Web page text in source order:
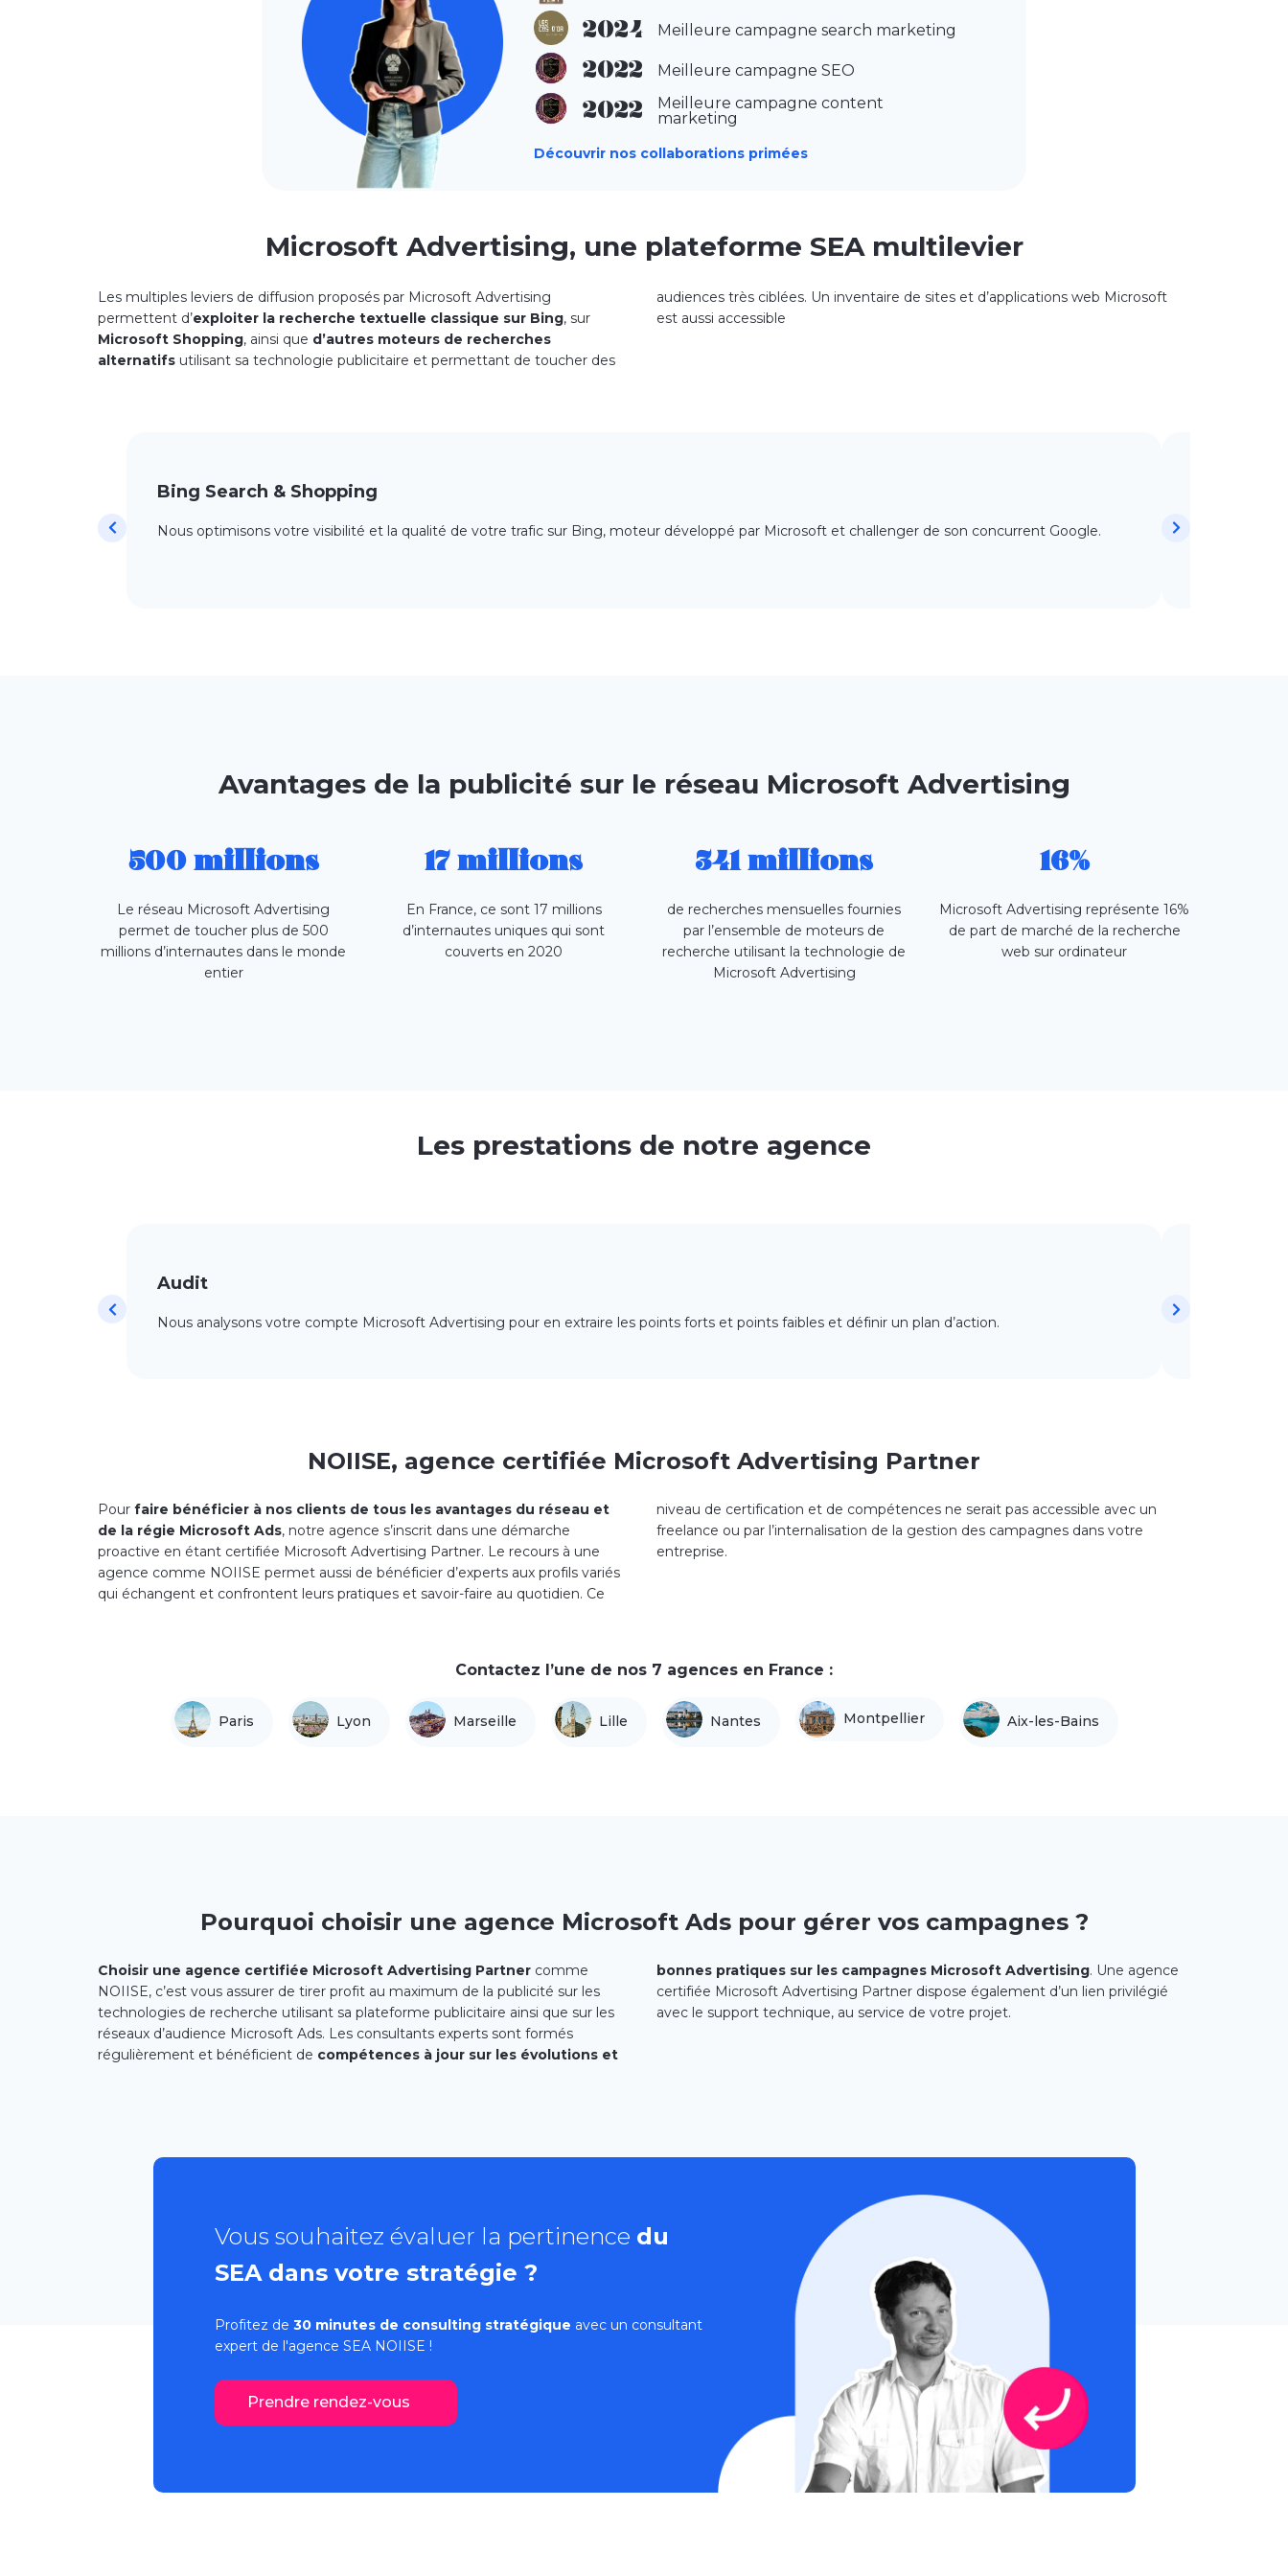
2024
Meilleure campagne search marketing
2022 Meilleure campagne SEO
2022
Meilleure campagne content
marketing
Découvrir nos collaborations primées
Microsoft Advertising, une plateforme SEA multilevier
Les multiples leviers de diffusion proposés par Microsoft Advertising
permettent d’exploiter la recherche textuelle classique sur Bing, sur
Microsoft Shopping, ainsi que d’autres moteurs de recherches
alternatifs utilisant sa technologie publicitaire et permettant de toucher des
audiences très ciblées. Un inventaire de sites et d’applications web Microsoft
est aussi accessible
Bing Search & Shopping
Nous optimisons votre visibilité et la qualité de votre trafic sur Bing, moteur développé par Microsoft et challenger de son concurrent Google.
Avantages de la publicité sur le réseau Microsoft Advertising
500 millions
Le réseau Microsoft Advertising
permet de toucher plus de 500
millions d’internautes dans le monde
entier
17 millions
En France, ce sont 17 millions
d’internautes uniques qui sont
couverts en 2020
341 millions
de recherches mensuelles fournies
par l’ensemble de moteurs de
recherche utilisant la technologie de
Microsoft Advertising
16%
Microsoft Advertising représente 16%
de part de marché de la recherche
web sur ordinateur
Les prestations de notre agence
Audit
Nous analysons votre compte Microsoft Advertising pour en extraire les points forts et points faibles et définir un plan d’action.
NOIISE, agence certifiée Microsoft Advertising Partner
Pour faire bénéficier à nos clients de tous les avantages du réseau et
de la régie Microsoft Ads, notre agence s’inscrit dans une démarche
proactive en étant certifiée Microsoft Advertising Partner. Le recours à une
agence comme NOIISE permet aussi de bénéficier d’experts aux profils variés
qui échangent et confrontent leurs pratiques et savoir-faire au quotidien. Ce
niveau de certification et de compétences ne serait pas accessible avec un
freelance ou par l’internalisation de la gestion des campagnes dans votre
entreprise.
Contactez l’une de nos 7 agences en France :
Paris Lyon Marseille Lille Nantes Montpellier Aix-les-Bains
Pourquoi choisir une agence Microsoft Ads pour gérer vos campagnes ?
Choisir une agence certifiée Microsoft Advertising Partner comme
NOIISE, c’est vous assurer de tirer profit au maximum de la publicité sur les
technologies de recherche utilisant sa plateforme publicitaire ainsi que sur les
réseaux d’audience Microsoft Ads. Les consultants experts sont formés
régulièrement et bénéficient de compétences à jour sur les évolutions et
bonnes pratiques sur les campagnes Microsoft Advertising. Une agence
certifiée Microsoft Advertising Partner dispose également d’un lien privilégié
avec le support technique, au service de votre projet.
Vous souhaitez évaluer la pertinence du
SEA dans votre stratégie ?
Profitez de 30 minutes de consulting stratégique avec un consultant
expert de l'agence SEANOIISE !
Prendre rendez-vous